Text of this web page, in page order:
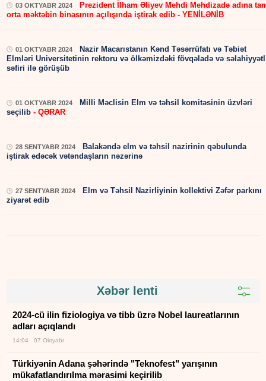
03 OKTYABR 2024
Prezident İlham Əliyev Mehdi Mehdizadə adına
orta məktəbin binasının açılışında iştirak edib - YENİLƏNİB
01 OKTYABR 2024
Nazir Macarıstanın Kənd Təsərrüfatı və Təbiət
Elmləri Universitetinin rektoru və ölkəmizdəki fövqəladə və
səfiri ilə görüşüb
01 OKTYABR 2024
Milli Məclisin Elm və təhsil komitəsinin üzvləri
seçilib- QƏRAR
28 SENTYABR 2024
Balakəndə elm və təhsil nazirinin qəbulunda
iştirak edəcək vətəndaşların nəzərinə
27 SENTYABR 2024
Elm və Təhsil Nazirliyinin kollektivi Zəfər parkını
ziyarət edib
Xəbər lenti
2024-cü ilin fiziologiya və tibb üzrə Nobel laureatlarının
adları açıqlandı
14:04 07 Oktyabr
Türkiyənin Adana şəhərində "Teknofest" yarışının
mükafatlandırılma mərasimi keçirilib